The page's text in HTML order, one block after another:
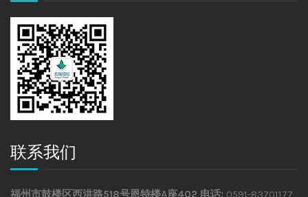
联系我们
福州市鼓楼区西洪路518号恩特楼A座402 电话: 0591-83701177